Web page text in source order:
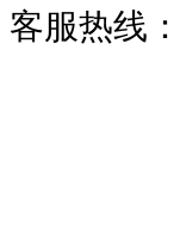
客服热线